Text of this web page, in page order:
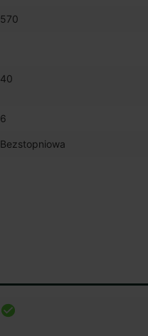
570
40
6
Bezstopniowa